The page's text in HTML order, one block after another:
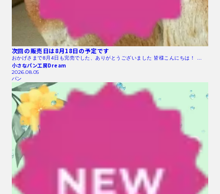
次回の販売日は8月18日の予定です
おかげさまで8月4日も完売でした、ありがとうございました 皆様こんにちは！ …
小さなパン工房Dream
2026.08.05
パン